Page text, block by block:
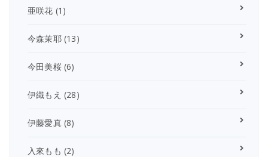
亜咲花 (1)
今森茉耶(13)
今田美桜(6)
伊織もえ (28)
伊藤愛真(8)
入來もも (2)